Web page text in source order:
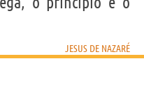
JESUS DE NAZARÉ